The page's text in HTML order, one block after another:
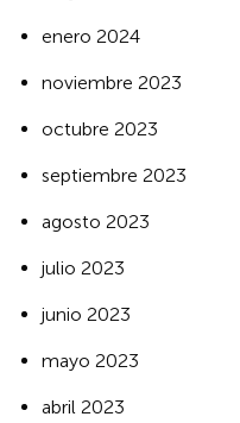
enero 2024
noviembre 2023
octubre 2023
septiembre 2023
agosto 2023
julio 2023
junio 2023
mayo 2023
abril 2023